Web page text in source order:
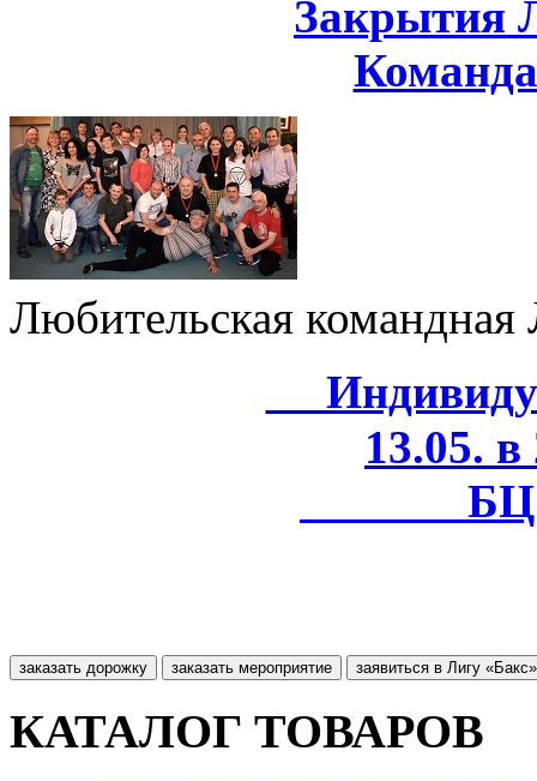
Закрытия
Любительская
13.05.
БЦ
заказать дорожку заказать мероприятие заявиться в Лигу «Бакс»
КАТАЛОГ ТОВАРОВ